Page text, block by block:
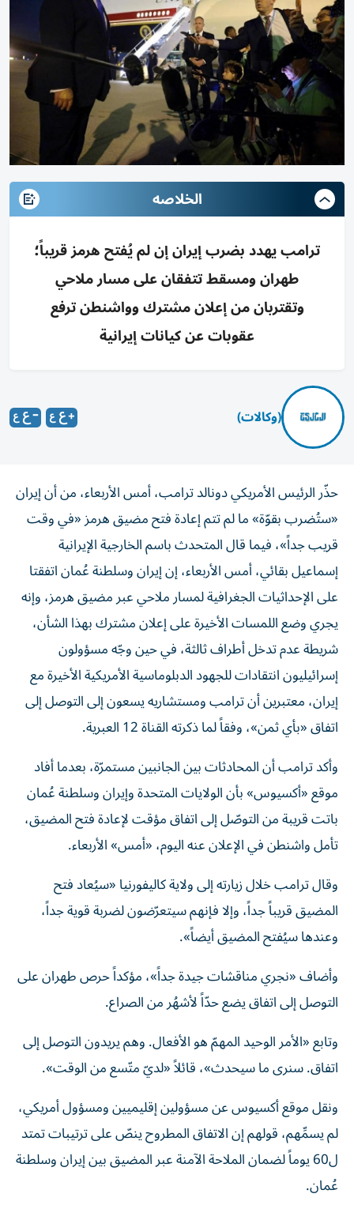
الخلاصه
ترامب يهدد بضرب إيران إن لم يُفتح هرمز قريباً؛
طهران ومسقط تتفقان على مسار ملاحي
وتقتربان من إعلان مشترك وواشنطن ترفع
عقوبات عن كيانات إيرانية
(وكالات)
حذّر الرئيس الأمريكي دونالد ترامب، أمس الأربعاء، من أن إيران
«ستُضرب بقوّة» ما لم تتم إعادة فتح مضيق هرمز «في وقت
قريب جداً»، فيما قال ‌المتحدث باسم الخارجية الإيرانية ​
إسماعيل بقائي، أمس الأربعاء، إن ‌إيران وسلطنة عُمان اتفقتا
‌على الإحداثيات الجغرافية لمسار ملاحي عبر مضيق هرمز، وإنه
يجري وضع اللمسات الأخيرة على ​إعلان مشترك بهذا ‌الشأن،
شريطة عدم تدخل أطراف ثالثة، في حين وجّه مسؤولون
إسرائيليون انتقادات للجهود الدبلوماسية الأمريكية الأخيرة مع
إيران، معتبرين أن ترامب ومستشاريه يسعون إلى التوصل إلى
اتفاق «بأي ثمن»، وفقاً لما ذكرته القناة 12 العبرية.
وأكد ترامب أن المحادثات بين الجانبين مستمرّة، بعدما أفاد
موقع «أكسيوس» بأن الولايات المتحدة وإيران وسلطنة عُمان
باتت قريبة من التوصّل إلى اتفاق مؤقت لإعادة فتح المضيق،
تأمل واشنطن في الإعلان عنه اليوم، «أمس» الأربعاء.
وقال ترامب خلال زيارته إلى ولاية كاليفورنيا «سيُعاد فتح
المضيق قريباً جداً، وإلا فإنهم سيتعرّضون لضربة قوية جداً،
وعندها سيُفتح المضيق أيضاً».
وأضاف «نجري مناقشات جيدة جداً»، مؤكداً حرص طهران على
التوصل إلى اتفاق يضع حدّاً لأشهُر من الصراع.
وتابع «الأمر الوحيد المهمّ هو الأفعال. وهم يريدون التوصل إلى
اتفاق. سنرى ما سيحدث»، قائلاً «لديّ متّسع من الوقت».
ونقل موقع أكسيوس عن مسؤولين إقليميين ومسؤول أمريكي،
لم يسمِّهم، قولهم إن الاتفاق المطروح ينصّ على ترتيبات تمتد
ل60 يوماً لضمان الملاحة الآمنة عبر المضيق بين إيران وسلطنة
عُمان.